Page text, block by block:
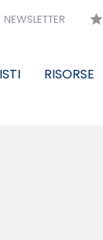
NEWSLETTER star
RISORSE